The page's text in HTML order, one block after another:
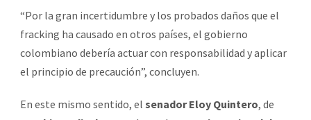
“Por la gran incertidumbre y los probados daños que el
fracking ha causado en otros países, el gobierno
colombiano debería actuar con responsabilidad y aplicar
el principio de precaución”, concluyen.
En este mismo sentido, el senador Eloy Quintero, de